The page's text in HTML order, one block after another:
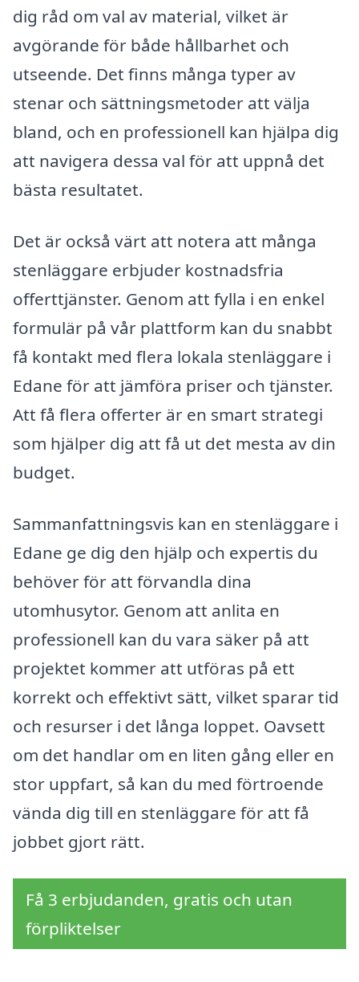
dig råd om val av material, vilket är
avgörande för både hållbarhet och
utseende. Det finns många typer av
stenar och sättningsmetoder att välja
bland, och en professionell kan hjälpa dig
att navigera dessa val för att uppnå det
bästa resultatet.
Det är också värt att notera att många
stenläggare erbjuder kostnadsfria
offerttjänster. Genom att fylla i en enkel
formulär på vår plattform kan du snabbt
få kontakt med flera lokala stenläggare i
Edane för att jämföra priser och tjänster.
Att få flera offerter är en smart strategi
som hjälper dig att få ut det mesta av din
budget.
Sammanfattningsvis kan en stenläggare i
Edane ge dig den hjälp och expertis du
behöver för att förvandla dina
utomhusytor. Genom att anlita en
professionell kan du vara säker på att
projektet kommer att utföras på ett
korrekt och effektivt sätt, vilket sparar tid
och resurser i det långa loppet. Oavsett
om det handlar om en liten gång eller en
stor uppfart, så kan du med förtroende
vända dig till en stenläggare för att få
jobbet gjort rätt.
Få 3 erbjudanden, gratis och utan
förpliktelser